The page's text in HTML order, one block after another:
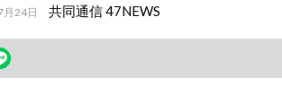
24日 共同通信 47NEWS